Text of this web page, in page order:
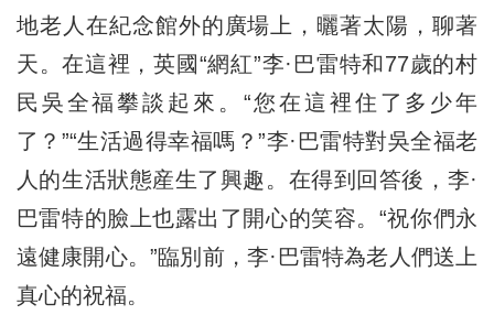
地老人在紀念館外的廣場上，曬著太陽，聊著
天。在這裡，英國“網紅”李·巴雷特和77歲的村
民吳全福攀談起來。“您在這裡住了多少年
了？”“生活過得幸福嗎？”李·巴雷特對吳全福老
人的生活狀態産生了興趣。在得到回答後，李·
巴雷特的臉上也露出了開心的笑容。“祝你們永
遠健康開心。”臨別前，李·巴雷特為老人們送上
真心的祝福。